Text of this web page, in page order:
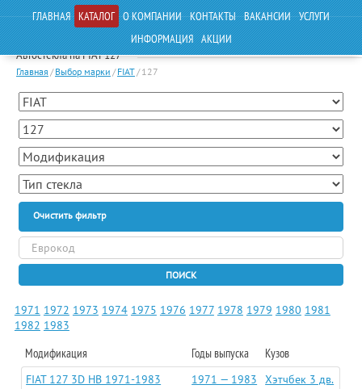
ГЛАВНАЯ КАТАЛОГ О КОМПАНИИ КОНТАКТЫ ВАКАНСИИ УСЛУГИ
ИНФОРМАЦИЯ АКЦИИ
Автостекла на FIAT 127
Главная / Выбор марки / FIAT/ 127
Очистить фильтр
ПОИСК
1971 1972 1973 1974 1975 1976 1977 1978 1979 1980 1981
1982 1983
Модификация Годы выпуска Кузов
FIAT 127 3D HB 1971-1983 1971 — 1983
Хэтчбек 3 дв.